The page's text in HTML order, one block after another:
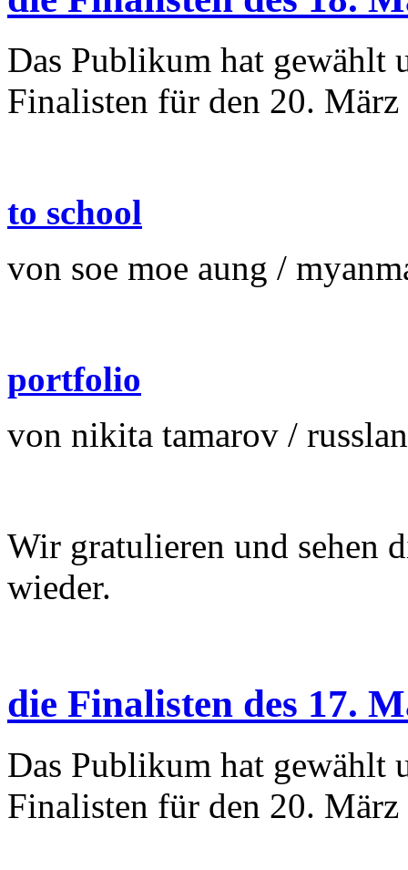
Das Publikum hat gewählt
Finalisten für den 20.
to school
von soe moe aung /
portfolio
von nikita tamarov /
Wir gratulieren und sehen
wieder.
die Finalisten des 17.
Das Publikum hat gewählt
Finalisten für den 20.